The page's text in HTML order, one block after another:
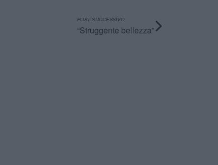
POST SUCCESSIVO
“Struggente bellezza”